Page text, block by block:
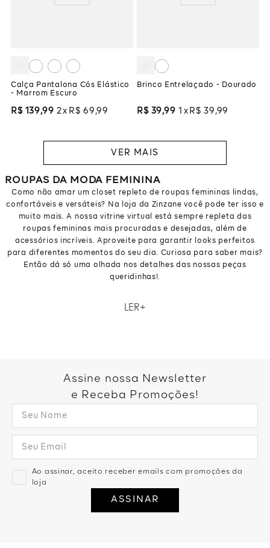
Calça Pantalona Cós Elástico
- Marrom Escuro
R$ 139,99 2 R$ 69 ,99
Brinco Entrelaçado - Dourado
R$ 39,99 1 R$ 39 ,99
ROUPAS DA MODA FEMININA
Como não amar um closet repleto de roupas femininas lindas,
confortáveis e versáteis? Na loja da Zinzane você pode ter isso e
muito mais. A nossa vitrine virtual está sempre repleta das
roupas femininas mais procuradas e desejadas, além de
acessórios incríveis. Aproveite para garantir looks perfeitos
para diferentes momentos do seu dia. Curiosa para saber mais?
Então dá só uma olhada nos detalhes das nossas peças
queridinhas!.
LER
Como não amar um closet repleto de roupas femininas lindas,
Então dá só uma olhada nos detalhes das nossas peças
Assine nossa Newsletter
e Receba Promoções!
Ao assinar, aceito receber emails com promoções da
loja
ASSINAR